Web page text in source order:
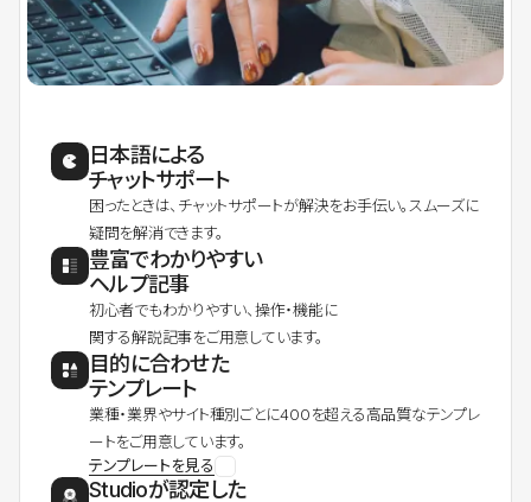
日本語による
チャットサポート
困ったときは、チャットサポートが解決をお手伝い。スムーズに
疑問を解消できます。
豊富でわかりやすい
ヘルプ記事
初心者でもわかりやすい、操作・機能に
関する解説記事をご用意しています。
目的に合わせた
テンプレート
業種・業界やサイト種別ごとに400を超える高品質なテンプレ
ートをご用意しています。
テンプレートを見る
Studioが認定した